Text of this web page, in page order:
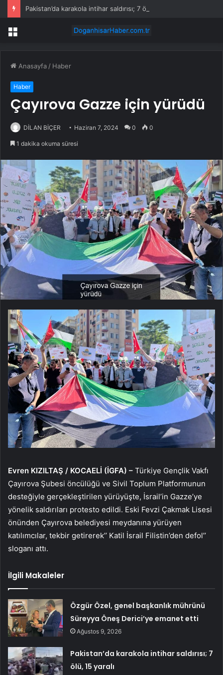
Pakistan’da karakola intihar saldırısı; 7 ölü, 15 yaralı
Menü
Anasayfa / Haber
Haber
Çayırova Gazze için yürüdü
DİLAN BİÇER Haziran 7, 2024 0 0
1 dakika okuma süresi
Evren KIZILTAŞ / KOCAELİ (İGFA) – Türkiye Gençlik Vakfı
Çayırova Şubesi öncülüğü ve Sivil Toplum Platformunun
desteğiyle gerçekleştirilen yürüyüşte, İsrail’in Gazze’ye
yönelik saldırıları protesto edildi. Eski Fevzi Çakmak Lisesi
önünden Çayırova belediyesi meydanına yürüyen
katılımcılar, tekbir getirerek’’ Katil İsrail Filistin’den defol’’
sloganı attı.
İlgili Makaleler
Özgür Özel, genel başkanlık mührünü
Süreyya Öneş Derici’ye emanet etti
Ağustos 9, 2026
Pakistan’da karakola intihar saldırısı; 7
ölü, 15 yaralı